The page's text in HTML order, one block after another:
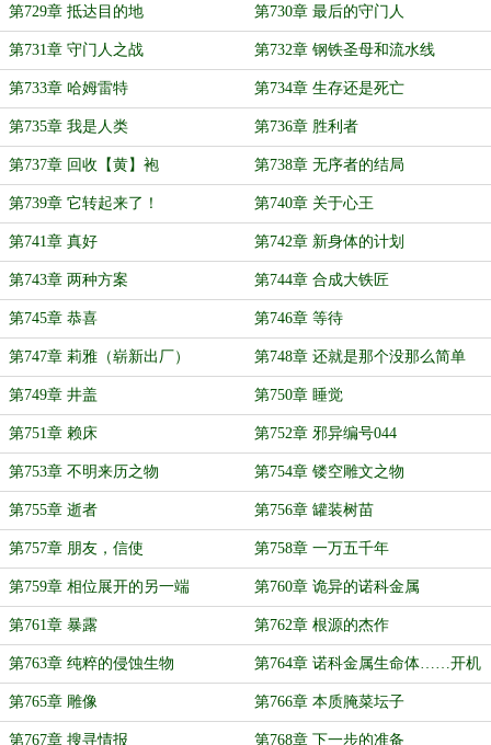
第729章 抵达目的地 第730章 最后的守门人
第731章 守门人之战 第732章 钢铁圣母和流水线
第733章 哈姆雷特 第734章 生存还是死亡
第735章 我是人类 第736章 胜利者
第737章 回收【黄】袍 第738章 无序者的结局
第739章 它转起来了！ 第740章 关于心王
第741章 真好 第742章 新身体的计划
第743章 两种方案 第744章 合成大铁匠
第745章 恭喜 第746章 等待
第747章 莉雅（崭新出厂） 第748章 还就是那个没那么简单
第749章 井盖 第750章 睡觉
第751章 赖床 第752章 邪异编号044
第753章 不明来历之物 第754章 镂空雕文之物
第755章 逝者 第756章 罐装树苗
第757章 朋友，信使 第758章 一万五千年
第759章 相位展开的另一端 第760章 诡异的诺科金属
第761章 暴露 第762章 根源的杰作
第763章 纯粹的侵蚀生物 第764章 诺科金属生命体……开机
了
第765章 雕像 第766章 本质腌菜坛子
第767章 搜寻情报 第768章 下一步的准备